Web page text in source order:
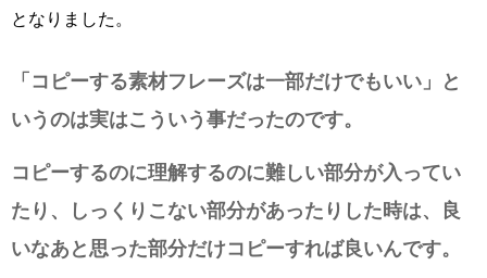
となりました。
「コピーする素材フレーズは一部だけでもいい」と
いうのは実はこういう事だったのです。
コピーするのに理解するのに難しい部分が入ってい
たり、しっくりこない部分があったりした時は、良
いなあと思った部分だけコピーすれば良いんです。